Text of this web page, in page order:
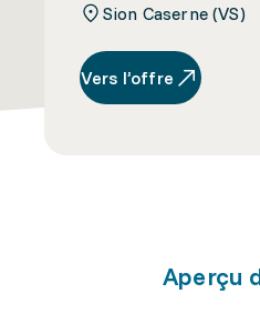
Sion Caserne (VS)
Vers l’offre
Aperçu